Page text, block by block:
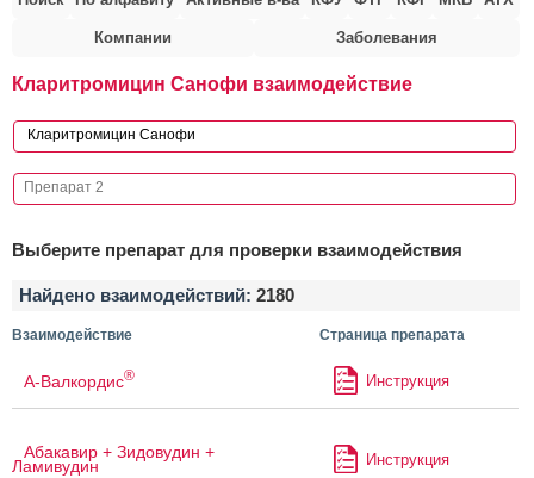
Компании Заболевания
Кларитромицин Санофи взаимодействие
Выберите препарат для проверки взаимодействия
Найдено взаимодействий: 2180
Взаимодействие Страница препарата
А-Валкордис® Инструкция
Абакавир + Зидовудин +
Ламивудин Инструкция